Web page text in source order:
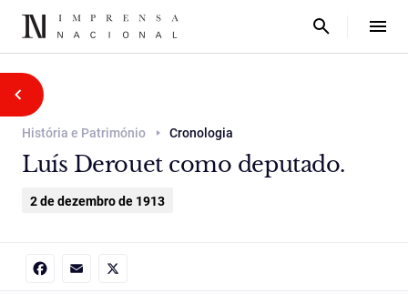
História e Património Cronologia
Luís Derouet como deputado.
2 de dezembro de 1913